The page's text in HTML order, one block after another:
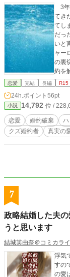
3年
てき
てし
だったが… 「夏が終われば
いと
ャー
の裏
約を解消
から
クズ婚
た初めての
登場
書け
くな
や
上
説
恋愛 完結 長編 R15
24h.ポイント 56pt
小説 14,792 位 /
恋愛 婚約破棄 ハ
クズ婚約者
真実の
7
政略結婚した夫
うと思います
結城芙由奈＠コミカラ
浮気
すので 結婚式の前日、政略結婚相手は言った。
の愛